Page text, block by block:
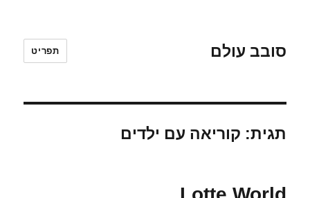
סובב עולם תפריט
תגית: קוריאה עם ילדים